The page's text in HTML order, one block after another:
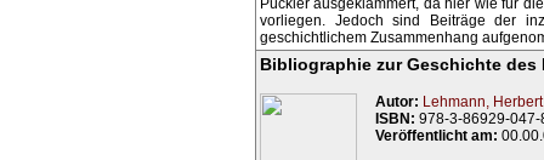
Pückler ausgeklammert, da hier wie für
vorliegen. Jedoch sind Beiträge der
geschichtlichem Zusammenhang
Bibliographie zur Geschichte
Autor: Lehmann, Herbert
ISBN: 978-3-86929-047-
Veröffentlicht am: